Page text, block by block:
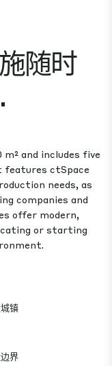
随时
and includes five
features ctSpace
needs, as
companies and
offer modern,
or starting
镇
界